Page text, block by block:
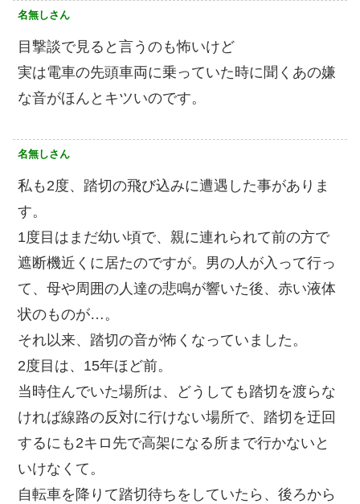
名無しさん
目撃談で見ると言うのも怖いけど
実は電車の先頭車両に乗っていた時に聞くあの嫌
な音がほんとキツいのです。
名無しさん
私も2度、踏切の飛び込みに遭遇した事がありま
す。
1度目はまだ幼い頃で、親に連れられて前の方で
遮断機近くに居たのですが。男の人が入って行っ
て、母や周囲の人達の悲鳴が響いた後、赤い液体
状のものが…。
それ以来、踏切の音が怖くなっていました。
2度目は、15年ほど前。
当時住んでいた場所は、どうしても踏切を渡らな
ければ線路の反対に行けない場所で、踏切を迂回
するにも2キロ先で高架になる所まで行かないと
いけなくて。
自転車を降りて踏切待ちをしていたら、後ろから